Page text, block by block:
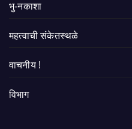
भु-नकाशा
महत्वाची संकेतस्थळे
वाचनीय !
विभाग